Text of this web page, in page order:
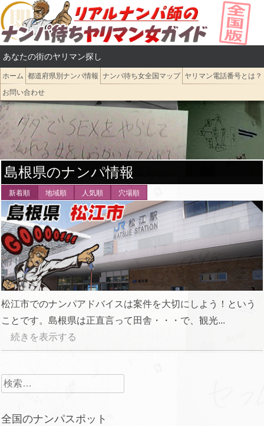
コ
ン
テ
ン
ツ
へ
ス
キ
プ
あなたの街のヤリマン探し
ホーム 都道府県別ナンパ情報 ナンパ待ち女全国マップ ヤリマン電話番号とは？
お問い合わせ
島根県のナンパ情報
松江市でのナンパアドバイスは案件を大切にしよう！という
ことです。島根県は正直言って田舎・・・で、観光...
続きを表示する
検
全国のナンパスポット